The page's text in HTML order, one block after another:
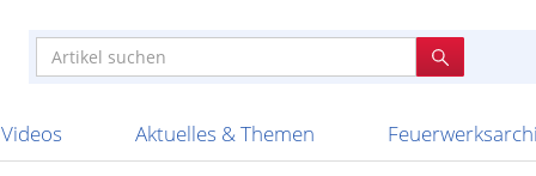
Schallerzeuger P1
Feuerwerk T1
Schachteln
Streich- und
Videos
Knallkörper
Batterien
Aktuelles & Themen
Ladenverkauf 2024
20 Jahre Feuerwerksvitrine
Fireworks Apel Feuerwerk Argento Feuerwerk
BKV Vuurwerk Bothmer
Bestellschluss
Altersnachweis